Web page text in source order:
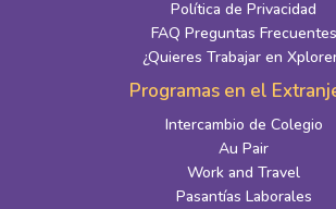
Política de Privacidad
FAQ Preguntas Frecuentes
¿Quieres Trabajar en
Programas en el
Intercambio de Colegio
Au Pair
Work and Travel
Pasantías Laborales